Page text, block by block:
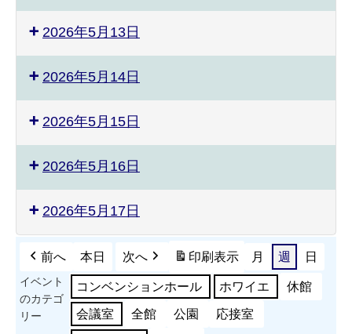
2026年5月13日
2026年5月14日
2026年5月15日
2026年5月16日
2026年5月17日
前へ 本日 次へ 印刷表示 月 週 日
イベント
のカテゴ
リー
コンベンションホール ホワイエ 休館
会議室 全館 公園 応接室